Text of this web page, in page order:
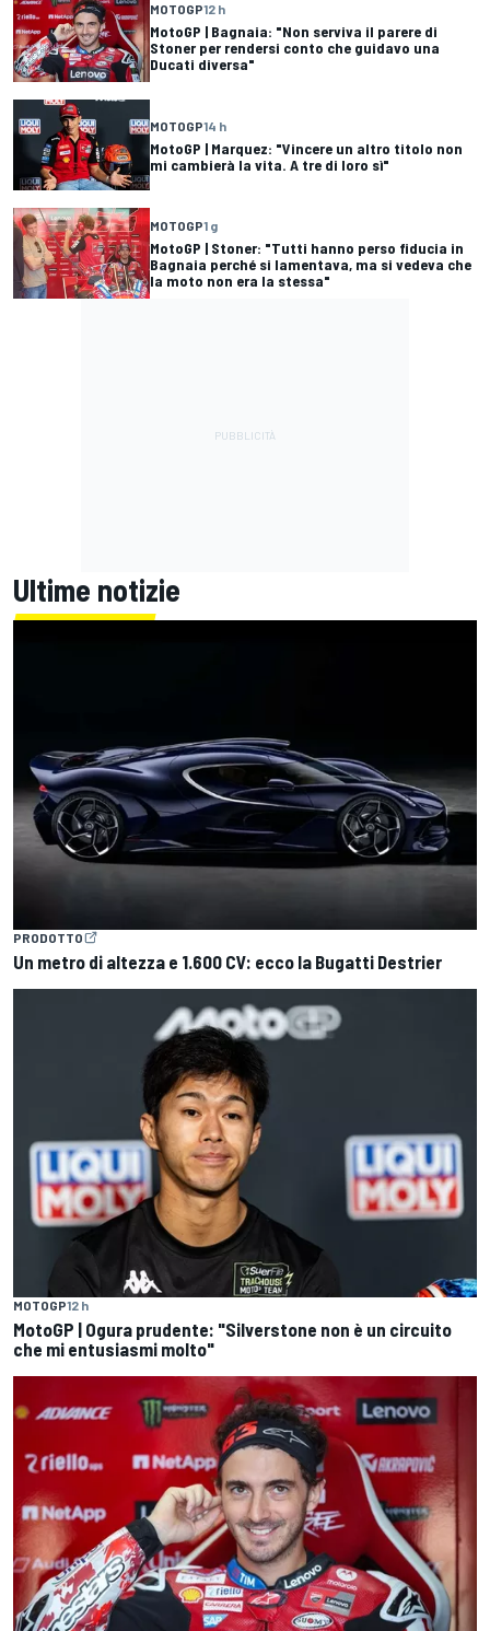
MOTOGP12 h
MotoGP | Bagnaia: "Non serviva il parere di
Stoner per rendersi conto che guidavo una
Ducati diversa"
MOTOGP14 h
MotoGP | Marquez: "Vincere un altro titolo non
mi cambierà la vita. A tre di loro sì"
MOTOGP1 g
MotoGP | Stoner: "Tutti hanno perso fiducia in
Bagnaia perché si lamentava, ma si vedeva che
la moto non era la stessa"
Ultime notizie
PRODOTTO
Un metro di altezza e 1.600 CV: ecco la Bugatti Destrier
MOTOGP12 h
MotoGP | Ogura prudente: "Silverstone non è un circuito
che mi entusiasmi molto"